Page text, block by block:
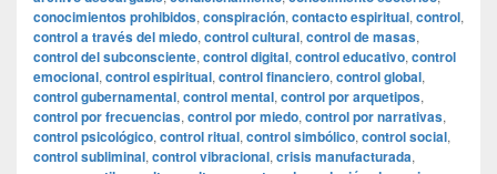
conocimientos prohibidos, conspiración, contacto espiritual, control,
control a través del miedo, control cultural, control de masas,
control del subconsciente, control digital, control educativo, control
emocional, control espiritual, control financiero, control global,
control gubernamental, control mental, control por arquetipos,
control por frecuencias, control por miedo, control por narrativas,
control psicológico, control ritual, control simbólico, control social,
control subliminal, control vibracional, crisis manufacturada,